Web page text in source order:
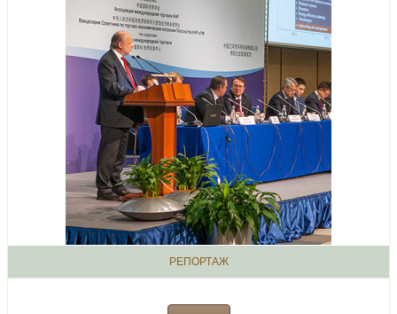
РЕПОРТАЖ